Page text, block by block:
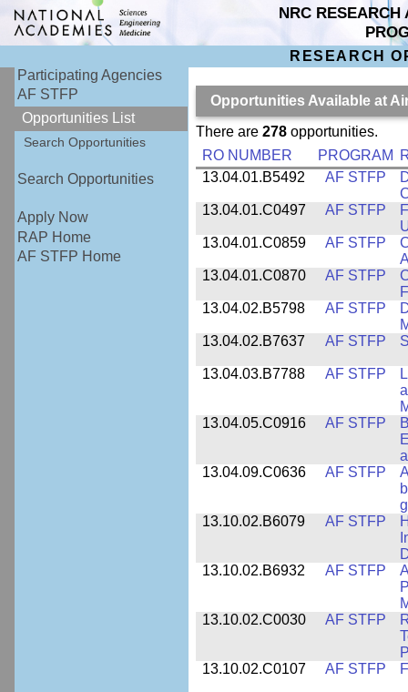
NRC RESEARCH
RESEARCH
Participating Agencies
AF STFP
Opportunities List
Search Opportunities
Search Opportunities
Apply Now
RAP Home
AF STFP Home
Opportunities Available at
There are 278opportunities.
RO NUMBER
PROGRAM
13.04.01.B5492
AF STFP
13.04.01.C0497
AF STFP
13.04.01.C0859
AF STFP
13.04.01.C0870
AF STFP
13.04.02.B5798
AF STFP
13.04.02.B7637
AF STFP
13.04.03.B7788 AF STFP
13.04.05.C0916
AF STFP
13.04.09.C0636
AF STFP
13.10.02.B6079
AF STFP
13.10.02.B6932
AF STFP
13.10.02.C0030
AF STFP
13.10.02.C0107
AF STFP